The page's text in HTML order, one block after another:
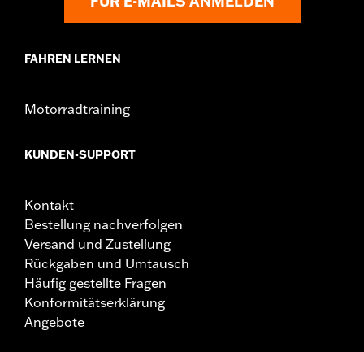
FAHREN LERNEN
Motorradtraining
KUNDEN-SUPPORT
Kontakt
Bestellung nachverfolgen
Versand und Zustellung
Rückgaben und Umtausch
Häufig gestellte Fragen
Konformitätserklärung
Angebote